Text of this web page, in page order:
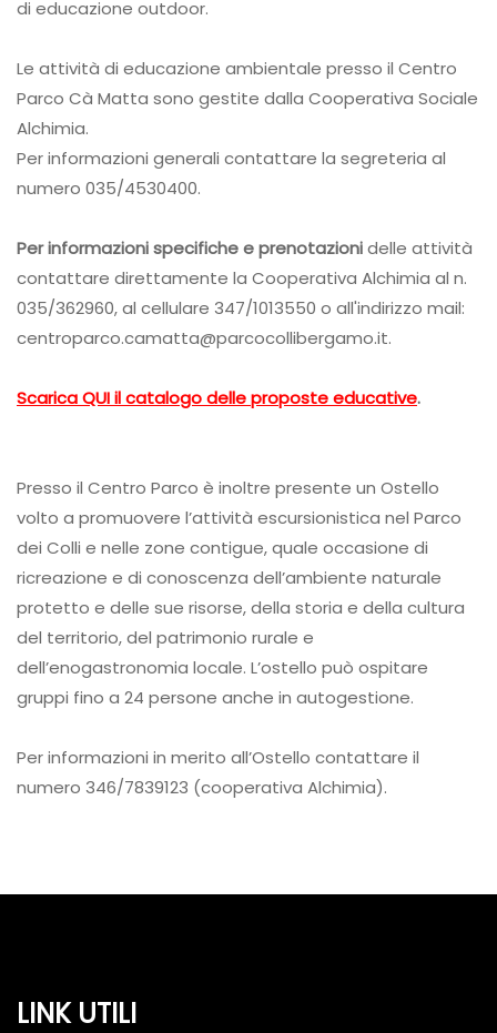
di educazione outdoor.
Le attività di educazione ambientale presso il Centro
Parco Cà Matta sono gestite dalla Cooperativa Sociale
Alchimia.
Per informazioni generali contattare la segreteria al
numero 035/4530400.
Per informazioni specifiche e prenotazionidelle attività
contattare direttamente la Cooperativa Alchimia al n.
035/362960, al cellulare 347/1013550 o all'indirizzo mail:
centroparco.camatta@parcocollibergamo.it.
Scarica QUI il catalogo delle proposte educative.
Presso il Centro Parco è inoltre presente un Ostello
volto a promuovere l’attività escursionistica nel Parco
dei Colli e nelle zone contigue, quale occasione di
ricreazione e di conoscenza dell’ambiente naturale
protetto e delle sue risorse, della storia e della cultura
del territorio, del patrimonio rurale e
dell’enogastronomia locale. L’ostello può ospitare
gruppi fino a 24 persone anche in autogestione.
Per informazioni in merito all’Ostello contattare il
numero 346/7839123 (cooperativa Alchimia).
LINK UTILI